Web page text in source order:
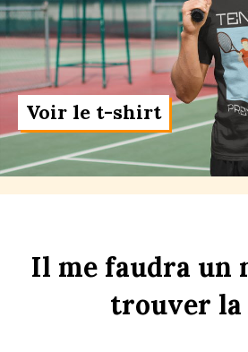
Voir le t-shirt
Il me faudra un
trouver la